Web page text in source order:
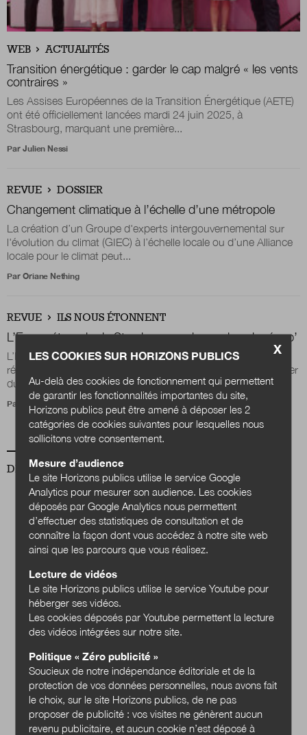
Nous suivre
WEB ACTUALITÉS
Transition énergétique : garder le cap malgré « les vents
contraires »
Les Assises Européennes de la Transition Énergétique (AETE)
ont été officiellement lancées mardi 24 juin 2025, à
Strasbourg, marquant une première...
Par Julien Nessi
REVUE DOSSIER
Changement climatique à l’échelle d’une métropole
La création d’un Groupe d'experts intergouvernemental sur
l'évolution du climat (GIEC) à l’échelle locale ou d’une Alliance
locale pour le climat peut...
Par Oriane Nething
REVUE ILS NOUS ÉTONNENT
L’Eurométropole de Strasbourg se lance dans la récup’
L’Eurométropole a fait appel à une architecte-décoratrice, au
réseau Envie, à Emmaüs et à la Banque de l’objet pour acheter
du mobilier d’occasion...
Par Stéphane Menu
DERNIER NUMÉRO
Quels services
publics en 2040 ?
Acheter
X
LES COOKIES SUR HORIZONS PUBLICS
Au-delà des cookies de fonctionnement qui permettent
de garantir les fonctionnalités importantes du site,
Horizons publics peut être amené à déposer les 2
catégories de cookies suivantes pour lesquelles nous
sollicitons votre consentement.
Mesure d’audience
Le site Horizons publics utilise le service Google
Analytics pour mesurer son audience. Les cookies
déposés par Google Analytics nous permettent
d’effectuer des statistiques de consultation et de
connaître la façon dont vous accédez à notre site web
ainsi que les parcours que vous réalisez.
Lecture de vidéos
Le site Horizons publics utilise le service Youtube pour
héberger ses vidéos.
Les cookies déposés par Youtube permettent la lecture
des vidéos intégrées sur notre site.
Politique « Zéro publicité »
Soucieux de notre indépendance éditoriale et de la
protection de vos données personnelles, nous avons fait
le choix, sur le site Horizons publics, de ne pas
proposer de publicité : vos visites ne génèrent aucun
revenu publicitaire, et aucun cookie n’est déposé à